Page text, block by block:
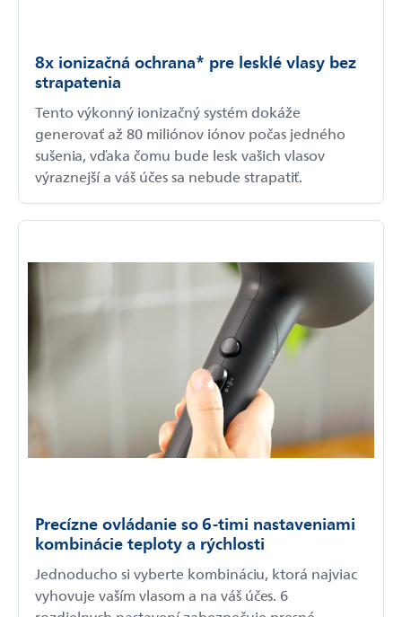
8x ionizačná ochrana* pre lesklé vlasy bez
strapatenia
Tento výkonný ionizačný systém dokáže
generovať až 80 miliónov iónov počas jedného
sušenia, vďaka čomu bude lesk vašich vlasov
výraznejší a váš účes sa nebude strapatiť.
Precízne ovládanie so 6-timi nastaveniami
kombinácie teploty a rýchlosti
Jednoducho si vyberte kombináciu, ktorá najviac
vyhovuje vaším vlasom a na váš účes. 6